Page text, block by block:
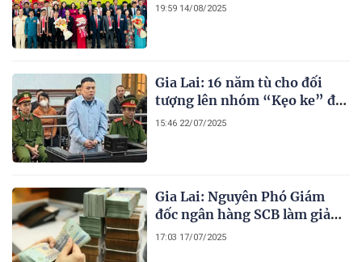
trọng tâm, 4 khâu đột phá để
19:59 14/08/2025
Gia Lai: 16 năm tù cho đối
tượng lên nhóm “Kẹo ke” để
mua ma túy
15:46 22/07/2025
Gia Lai: Nguyên Phó Giám
đốc ngân hàng SCB làm giả
con dấu, lừa đảo gây thiệt hại
17:03 17/07/2025